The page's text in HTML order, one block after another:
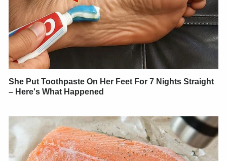
She Put Toothpaste On Her Feet For 7 Nights Straight
– Here's What Happened